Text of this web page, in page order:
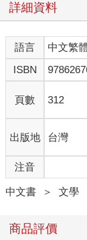
白人。他懶惰成性
菸草嚼進嘴裡，以
他們將滾木鉤插進
全身氣力推動滾木
盯著尼克的父親。
「呃，醫生。」他
「迪克，少亂說話
艾迪和比利．泰伯
「泡進水裡去。」
「你為什麼要這樣
「先洗洗。沙子洗
説。
原木於湖水裡浸洗
在滾木鉤上施力。
褲子膝蓋的沙。
醫生相當不自在。
詳細資料
語言 中文繁
ISBN
頁數 312
出版地 台灣
注音
中文書 ＞ 文學
商品評價